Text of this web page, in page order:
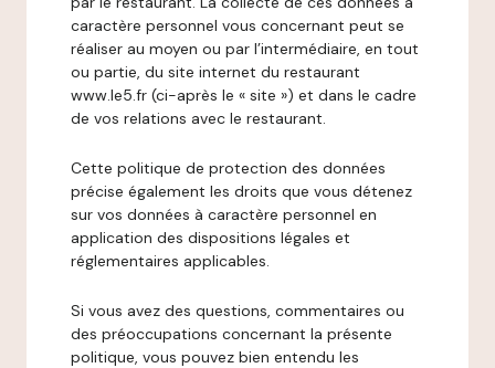
caractère personnel vous concernant peut se
réaliser au moyen ou par l’intermédiaire, en tout
ou partie, du site internet du restaurant
www.le5.fr (ci-après le « site ») et dans le cadre
de vos relations avec le restaurant.
Cette politique de protection des données
précise également les droits que vous détenez
sur vos données à caractère personnel en
application des dispositions légales et
réglementaires applicables.
Si vous avez des questions, commentaires ou
des préoccupations concernant la présente
politique, vous pouvez bien entendu les